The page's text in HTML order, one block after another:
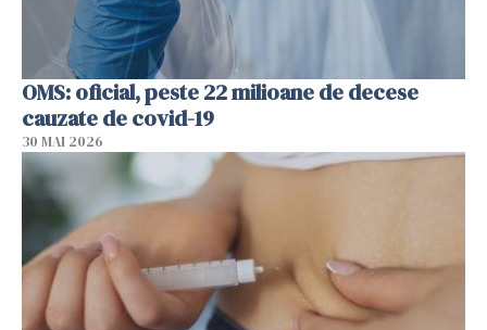
OMS: oficial, peste 22 milioane de decese
cauzate de covid-19
30 MAI 2026